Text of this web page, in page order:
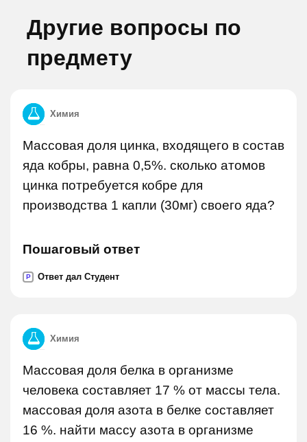
Другие вопросы по
предмету
Химия
Массовая доля цинка, входящего в состав
яда кобры, равна 0,5%. сколько атомов
цинка потребуется кобре для
производства 1 капли (30мг) своего яда?
Пошаговый ответ
P Ответ дал Студент
Химия
Массовая доля белка в организме
человека составляет 17 % от массы тела.
массовая доля азота в белке составляет
16 %. найти массу азота в организме